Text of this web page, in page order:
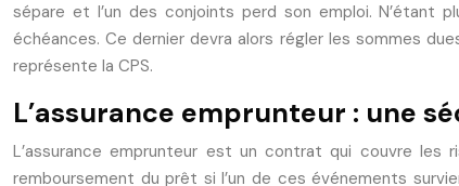
sépare et l’un des conjoints perd son emploi. N’étant
échéances. Ce dernier devra alors régler les sommes
représente la CPS.
L’assurance emprunteur : une
L’assurance emprunteur est un contrat qui couvre les
remboursement du prêt si l’un de ces événements